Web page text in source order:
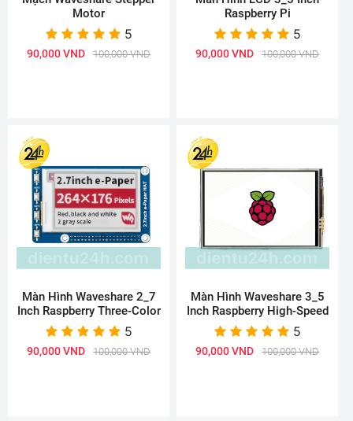
Motor
5
90,000 VND 100,000 VND
Raspberry Pi
5
90,000 VND 100,000 VND
Màn Hình Waveshare 2_7
Inch Raspberry Three-Color
5
90,000 VND 100,000 VND
Màn Hình Waveshare 3_5
Inch Raspberry High-Speed
5
90,000 VND 100,000 VND